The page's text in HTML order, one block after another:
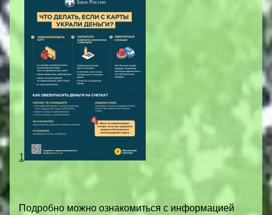
1
Подробно можно ознакомиться с информацией